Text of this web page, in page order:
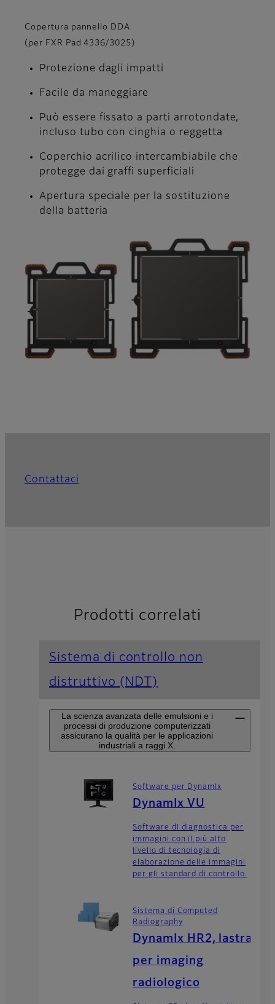
Copertura pannello DDA
(per FXR Pad 4336/3025)
Protezione dagli impatti
Facile da maneggiare
Può essere fissato a parti arrotondate,
incluso tubo con cinghia o reggetta
Coperchio acrilico intercambiabile che
protegge dai graffi superficiali
Apertura speciale per la sostituzione
della batteria
Contattaci
Prodotti correlati
Sistema di controllo non
distruttivo (NDT)
La scienza avanzata delle emulsioni e i
processi di produzione computerizzati
assicurano la qualità per le applicazioni
industriali a raggi X.
Software per DynamIx
DynamIx VU
Software di diagnostica per
immagini con il più alto
livello di tecnologia di
elaborazione delle immagini
per gli standard di controllo.
Sistema di Computed
Radiography
DynamIx HR2, lastra
per imaging
radiologico